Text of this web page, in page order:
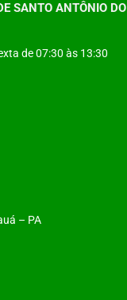
SANTO ANTÔNIO DO
de 07:30 às 13:30
– PA